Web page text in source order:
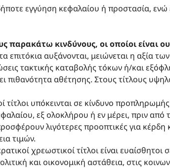
εγγύηση κεφαλαίου ή προστασία,
παρακάτω κινδύνους, οι οποίοι είναι
επιτόκια αυξάνονται, μειώνεται η αξία
τακτικής καταβολής τόκων ή/και
πιθανότητα αθέτησης. Στους τίτλους
τίτλοι υπόκεινται σε κίνδυνο
εξ ολοκλήρου ή εν μέρει, πριν από
λιγότερες προοπτικές για κέρδη
τιμών.
χρεωστικοί τίτλοι είναι
και οικονομική αστάθεια, στις